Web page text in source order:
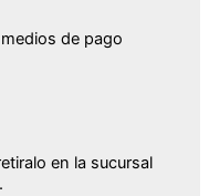
de pago
en la sucursal